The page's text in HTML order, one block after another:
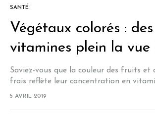
SANTÉ
Végétaux colorés : des
vitamines plein la vue
Saviez-vous que la couleur des fruits et
frais reflète leur concentration en
et antioxydants ? Rouges, orangés,
5 AVRIL 2019